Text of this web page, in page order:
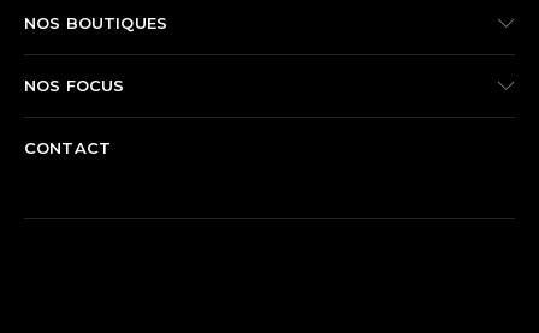
NOS BOUTIQUES
NOS FOCUS
CONTACT